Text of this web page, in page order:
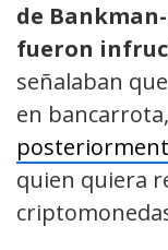
de
fueron
señalaban
en bancarrota,
quien quiera